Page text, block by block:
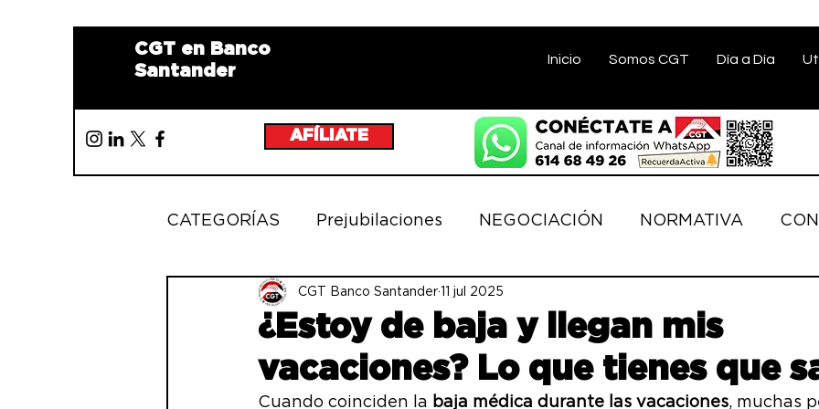
CGT en Banco
Santander
Inicio Somos CGT Día a Día
AFÍLIATE
CATEGORÍAS Prejubilaciones NEGOCIACIÓN NORMATIVA
IGUALDAD MOVILIZACIONES
FORMACIÓN PUESTOS DERECHOS CONVENIO BANCA
¿Estoy de baja y llegan mis
vacaciones? Lo que tienes que
CGT Banco Santander 11 jul 2025
Cuando coinciden la baja médica durante las vacaciones, muchas